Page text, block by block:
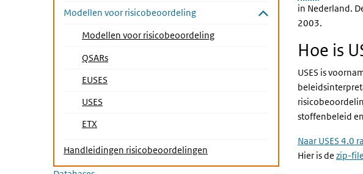
Modellen voor risicobeoordeling
Modellen voor risicobeoordeling
QSARs
EUSES
USES
ETX
Handleidingen risicobeoordelingen
in Nederland.
2003.
Hoe is
USES is
stoffenbeleid
Naar USES 4.0
Hier is de zip-